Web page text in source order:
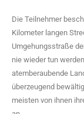
Die Teilnehmer
Kilometer langen
Umgehungsstraße
nie wieder tun
atemberaubende
überzeugend
meisten von ihnen